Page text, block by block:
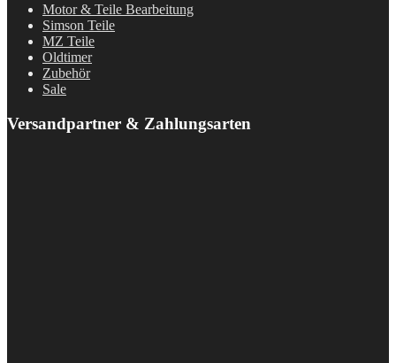
Motor & Teile Bearbeitung
Simson Teile
MZ Teile
Oldtimer
Zubehör
Sale
Versandpartner & Zahlungsarten